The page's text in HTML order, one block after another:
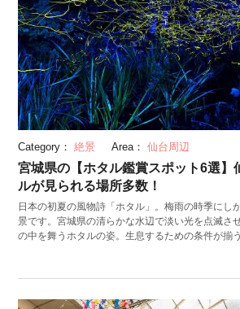
Category： 絶景 Area： 仙台周辺
宮城県の【ホタル鑑賞スポット6選】
ルが見られる場所多数！
日本の初夏の風物詩「ホタル」。梅雨の時季にし
景です。宮城県の清らかな水辺で淡い光を点滅さ
の中を舞うホタルの姿。生息するための条件が揃